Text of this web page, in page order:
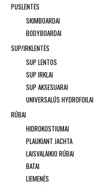
PUSLENTĖS
SKIMBOARDAI
BODYBOARDAI
SUP/IRKLENTĖS
SUP LENTOS
SUP IRKLAI
SUP AKSESUARAI
UNIVERSALŪS HYDROFOILAI
RŪBAI
HIDROKOSTIUMAI
PLAUKIANT JACHTA
LAISVALAIKIO RŪBAI
BATAI
LIEMENĖS